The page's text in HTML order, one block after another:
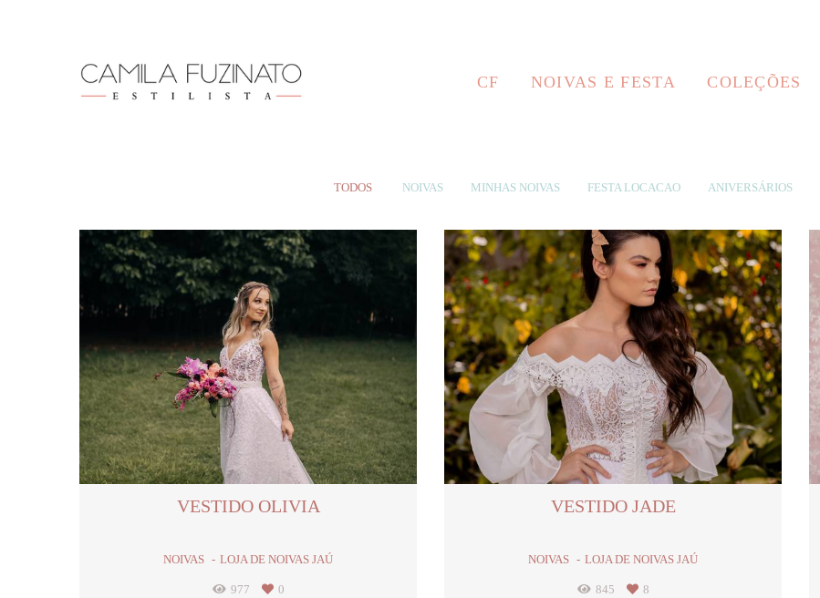
CF NOIVAS E FESTA COLEÇÕES
TODOS NOIVAS MINHAS NOIVAS FESTA LOCACAO ANIVERSÁRIOS
VESTIDO OLIVIA
NOIVAS LOJA DE NOIVAS JAÚ
977 0
VESTIDO JADE
NOIVAS LOJA DE NOIVAS JAÚ
845 8